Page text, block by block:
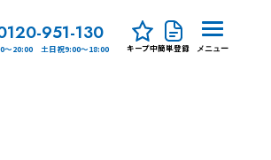
951-130
～20:00 土日祝9:00～18:00 キープ中簡単登録 メニュー